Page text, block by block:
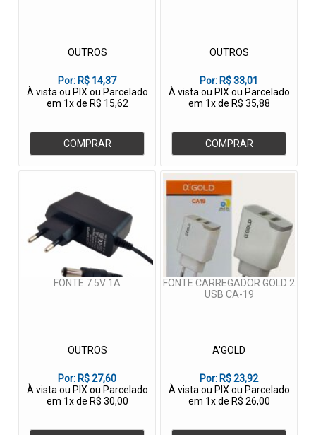
OUTROS
Por: R$ 14,37
À vista ou PIX ou Parcelado
em 1x de R$ 15,62
COMPRAR
OUTROS
Por: R$ 33,01
À vista ou PIX ou Parcelado
em 1x de R$ 35,88
COMPRAR
FONTE 7.5V 1A
OUTROS
Por: R$ 27,60
À vista ou PIX ou Parcelado
em 1x de R$ 30,00
FONTE CARREGADOR GOLD 2
USB CA-19
A'GOLD
Por: R$ 23,92
À vista ou PIX ou Parcelado
em 1x de R$ 26,00